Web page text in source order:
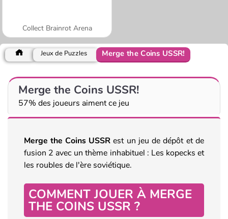
Collect Brainrot Arena
Jeux de Puzzles Merge the Coins USSR!
Merge the Coins USSR!
57% des joueurs aiment ce jeu
Merge the Coins USSR est un jeu de dépôt et de
fusion 2 avec un thème inhabituel : Les kopecks et
les roubles de l'ère soviétique.
COMMENT JOUER À MERGE
THE COINS USSR ?